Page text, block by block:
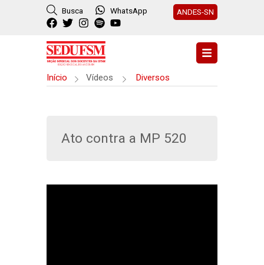
Busca WhatsApp ANDES-SN
Início Vídeos Diversos
Ato contra a MP 520